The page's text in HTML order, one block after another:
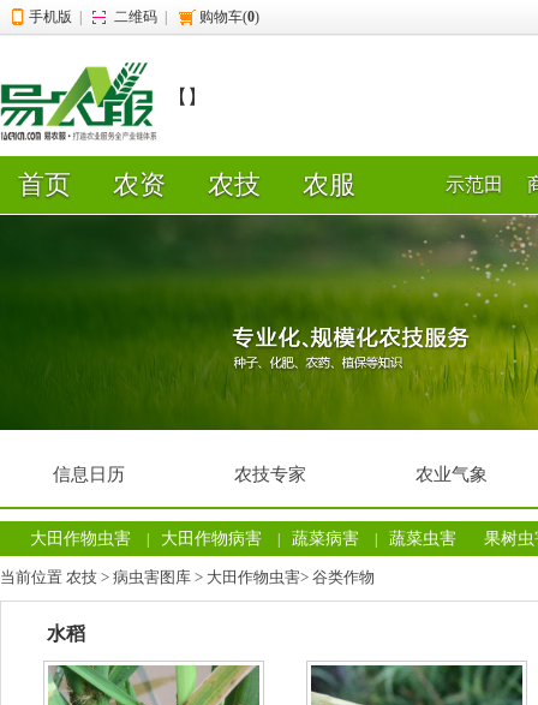
手机版 二维码 购物车(0)
【】
首页 农资 农技 农服 示范田
信息日历 农技专家 农业气象
大田作物虫害 | 大田作物病害 | 蔬菜病害 | 蔬菜虫害 果树虫
当前位置 农技 > 病虫害图库 > 大田作物虫害> 谷类作物
水稻